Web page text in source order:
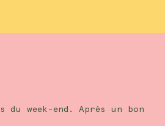
week-end. Après un bon